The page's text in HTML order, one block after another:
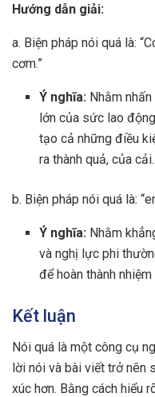
Hướng dẫn giải:
a. Biện pháp nói quá là:
cơm.”
Ý nghĩa: Nhằm
lớn của sức lao
tạo cả những điều
ra thành quả, của cải.
b. Biện pháp nói quá là:
Ý nghĩa: Nhằm
và nghị lực phi
để hoàn thành nhiệm
Kết luận
Nói quá là một công cụ
lời nói và bài viết trở nên
xúc hơn. Bằng cách hiểu